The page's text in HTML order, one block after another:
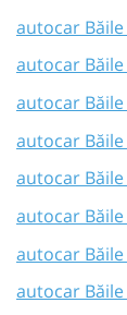
autocar Băile
autocar
autocar Băile
autocar Băile
autocar Băile
autocar Băile
autocar
autocar